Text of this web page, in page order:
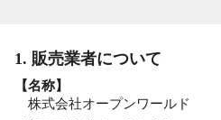
1. 販売業者について
【名称】
株式会社オープンワールド